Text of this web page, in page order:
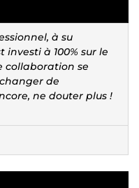
à su
à 100% sur le
collaboration se
de
ne douter plus !